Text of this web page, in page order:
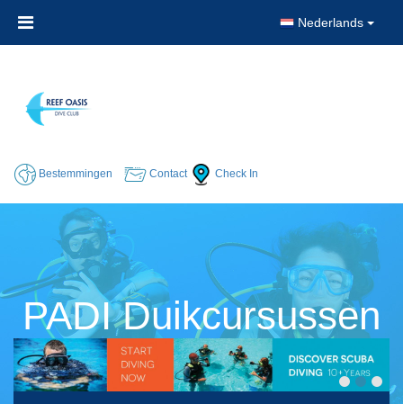
Nederlands
Bestemmingen Contact Check In
PADI Duikcursussen